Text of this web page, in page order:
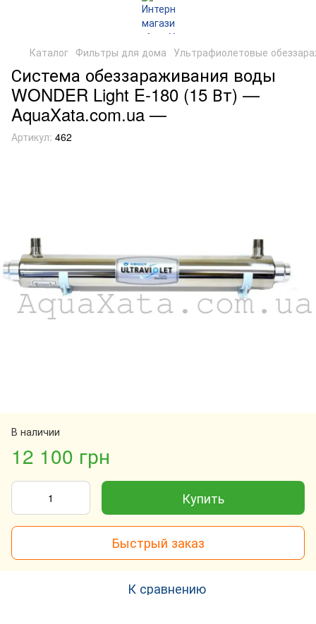
Каталог Фильтры для дома Ультрафиолетовые
Система обеззараживания воды
WONDER Light E-180 (15 Вт) —
AquaXata.com.ua —
Артикул: 462
В наличии
12 100 грн
Купить
Быстрый заказ
К сравнению